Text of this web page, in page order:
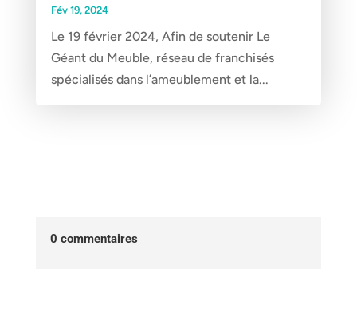
Fév 19, 2024
Le 19 février 2024, Afin de soutenir Le
Géant du Meuble, réseau de franchisés
spécialisés dans l’ameublement et la...
0 commentaires